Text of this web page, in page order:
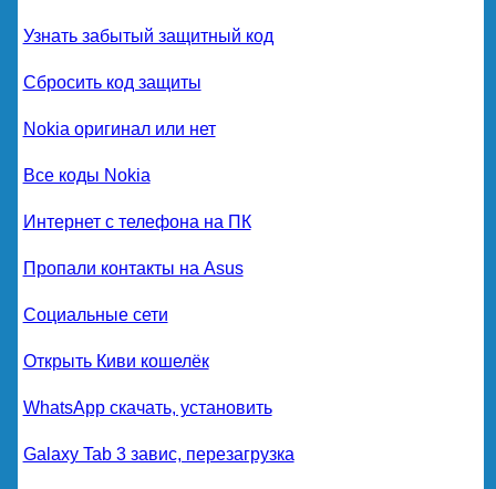
Узнать забытый защитный код
Сбросить код защиты
Nokia оригинал или нет
Все коды Nokia
Интернет с телефона на ПК
Пропали контакты на Asus
Социальные сети
Открыть Киви кошелёк
WhatsApp скачать, установить
Galaxy Tab 3 завис, перезагрузка